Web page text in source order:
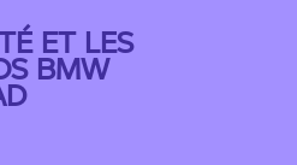
ET LES
BMW